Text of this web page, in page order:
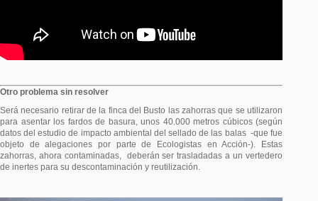
Otro problema sin resolver
Será necesario retirar de la finca del Busto las zahorras que se utilizaron
para asentar los fardos de basura, unos 40.000 metros cúbicos (según
datos del estudio de impacto ambiental del sellado de las balas -que fue
objeto de alegaciones por parte de Ecologistas en Acción-). Estas
zahorras, ahora contaminadas, deberán ser trasladadas a un vertedero
de inertes para su descontaminación y reutilización.